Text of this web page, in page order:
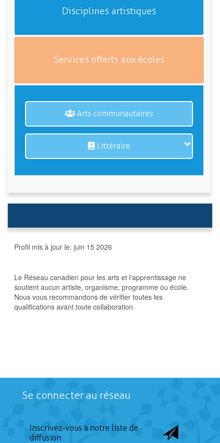
Disciplines artistiques
Services offerts aux écoles
Arts communautaires
Littéraire
Profil mis à jour le: juin 15 2026
Le Réseau canadien pour les arts et l'apprentissage ne
soutient aucun artiste, organisme, programme ou école.
Nous vous recommandons de vérifier toutes les
qualifications avant toute collaboration.
Se connecter au réseau
Inscrivez-vous à notre liste de
diffusion